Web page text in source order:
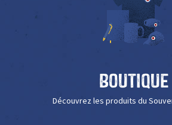
Boutique
Découvrez les produits du